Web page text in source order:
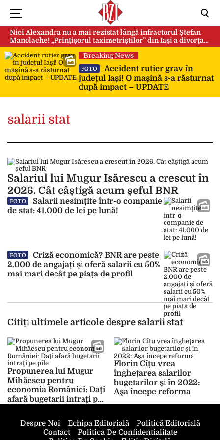
Nici Alexandra nu a mai rezistat lângă infractorul Ștefan
Manolache! „Prințișorul taximetriștilor” din Iași a divorţat
după doi ani de căsnicie
Breaking News
FOTO
Accident rutier grav în
județul Iași! O mașină s-a răsturnat
după impact – UPDATE
salarii stat
Salariul lui Mugur Isărescu a crescut în
2026. Cât câștigă acum șeful BNR
FOTO
Salarii nesimțite într-o companie
de stat: 41.000 de lei pe lună!
FOTO
Criză economică? BNR are peste
2.000 de angajați și oferă salarii cu 50%
mai mari decât pe piața de profil
Citiți ultimele articole despre salarii stat
Propunerea lui Mugur
Mihăescu pentru
economia României: Daţi
afară bugetarii intraţi pe
Florin Cîțu vrea
îngheţarea salarilor
bugetarilor şi în 2022:
Aşa începe reforma
Despre Noi Echipa Editorială
Politică Editorială
Contact
Politica De Confidentialitate